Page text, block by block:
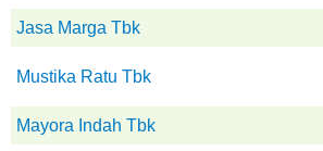
Jasa Marga Tbk
Mustika Ratu Tbk
Mayora Indah Tbk